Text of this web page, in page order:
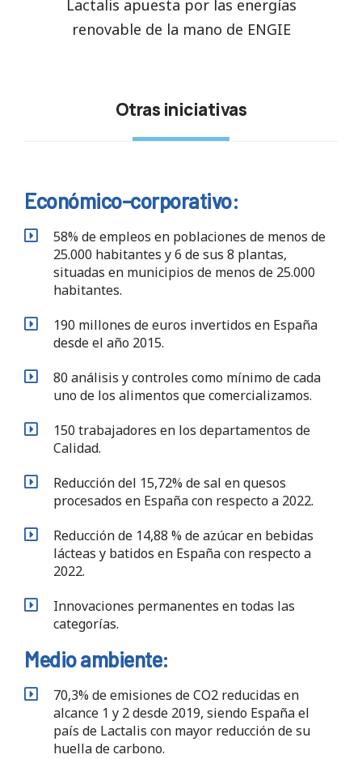
Lactalis apuesta por las energías
renovable de la mano de ENGIE
Otras iniciativas
Económico-corporativo:
58% de empleos en poblaciones de menos de
25.000 habitantes y 6 de sus 8 plantas,
situadas en municipios de menos de 25.000
habitantes.
190 millones de euros invertidos en España
desde el año 2015.
80 análisis y controles como mínimo de cada
uno de los alimentos que comercializamos.
150 trabajadores en los departamentos de
Calidad.
Reducción del 15,72% de sal en quesos
procesados en España con respecto a 2022.
Reducción de 14,88 % de azúcar en bebidas
lácteas y batidos en España con respecto a
2022.
Innovaciones permanentes en todas las
categorías.
Medio ambiente:
70,3% de emisiones de CO2 reducidas en
alcance 1 y 2 desde 2019, siendo España el
país de Lactalis con mayor reducción de su
huella de carbono.